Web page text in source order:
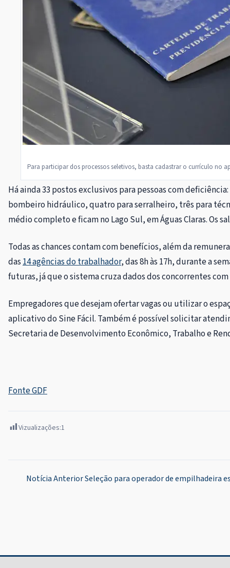
Para participar dos processos seletivos, basta cadastrar o currículo no
Há ainda 33 postos exclusivos para pessoas com
bombeiro hidráulico, quatro para serralheiro, três para
médio completo e ficam no Lago Sul, em Águas Claras. Os
Todas as chances contam com benefícios, além da
das 14 agências do trabalhador, das 8h às 17h, durante a
futuras, já que o sistema cruza dados dos concorrentes
Empregadores que desejam ofertar vagas ou utilizar o
aplicativo do Sine Fácil. Também é possível solicitar
Secretaria de Desenvolvimento Econômico, Trabalho e
Fonte GDF
Vizualizações:1
Navegação
Notícia AnteriorSeleção para operador de empilhadeira